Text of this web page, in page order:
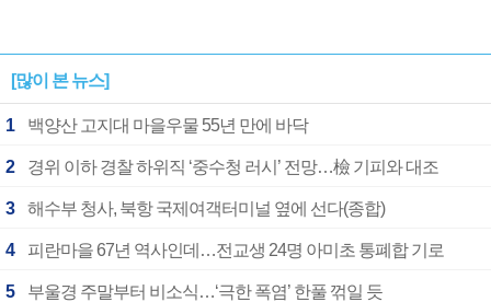
[많이 본 뉴스]
1 백양산 고지대 마을우물 55년 만에 바닥
2 경위 이하 경찰 하위직 ‘중수청 러시’ 전망…檢 기피와 대조
3 해수부 청사, 북항 국제여객터미널 옆에 선다(종합)
4 피란마을 67년 역사인데…전교생 24명 아미초 통폐합 기로
5 부울경 주말부터 비소식…‘극한 폭염’ 한풀 꺾일 듯